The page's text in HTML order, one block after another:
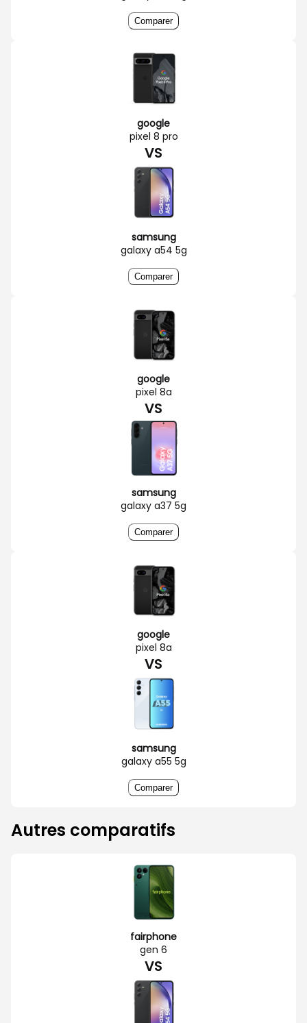
Comparer
google
pixel 8 pro
VS
samsung
galaxy a54 5g
Comparer
google
pixel 8a
VS
samsung
galaxy a37 5g
Comparer
google
pixel 8a
VS
samsung
galaxy a55 5g
Comparer
Autres comparatifs
fairphone
gen 6
VS